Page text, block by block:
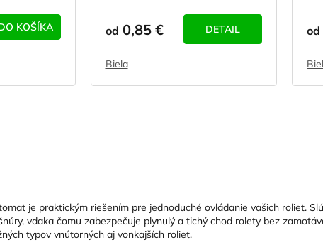
KOŠÍKA od 0,85 € DETAIL
Biela
od
je praktickým riešením pre jednoduché ovládanie vašich roliet.
vďaka čomu zabezpečuje plynulý a tichý chod rolety bez
typov vnútorných aj vonkajších roliet.